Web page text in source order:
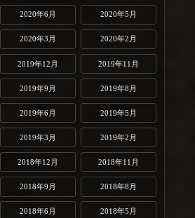
2020年6月 2020年5月
2020年3月 2020年2月
2019年12月 2019年11月
2019年9月 2019年8月
2019年6月 2019年5月
2019年3月 2019年2月
2018年12月 2018年11月
2018年9月 2018年8月
2018年6月 2018年5月